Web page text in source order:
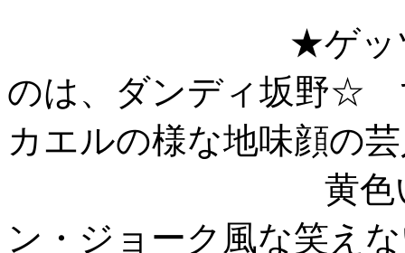
★ゲッツ！・・
のは、ダンディ坂野☆
カエルの様な地味顔の
黄色いスーツ
ン・ジョーク風な笑え